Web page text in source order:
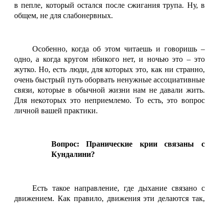
в пепле, который остался после сжигания трупа. Ну, в
общем, не для слабонервных.
Особенно, когда об этом читаешь и говоришь –
одно, а когда кругом н6икого нет, и ночью это – это
жутко. Но, есть люди, для которых это, как ни странно,
очень быстрый путь оборвать ненужные ассоциативные
связи, которые в обычной жизни нам не давали жить.
Для некоторых это неприемлемо. То есть, это вопрос
личной вашей практики.
Вопрос: Пранические крии связаны с
Кундалини?
Есть такое направление, где дыхание связано с
движением. Как правило, движения эти делаются так,